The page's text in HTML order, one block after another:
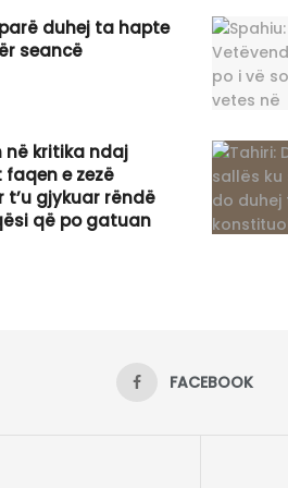
duhej ta hapte
seancë
në kritika ndaj
faqen e zezë
t’u gjykuar rëndë
që po gatuan
FACEBOOK